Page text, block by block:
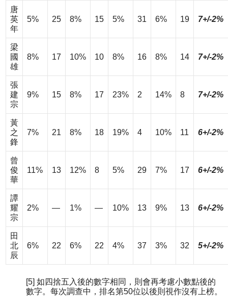
唐
英
年
5% 25 8% 15 5% 31 6% 19 7+/-2%
梁
國
雄
8% 17 10% 10 8% 16 8% 14 7+/-2%
張
建
宗
9% 15 8% 17 23% 2 14% 8 7+/-2%
黃
之
鋒
7% 21 8% 18 19% 4 10% 11 6+/-2%
曾
俊
華
11% 13 12% 8 5% 29 7% 17 6+/-2%
譚
耀
宗
2% — 1% — 10% 13 9% 13 6+/-2%
田
北
辰
6% 22 6% 22 4% 37 3% 32 5+/-2%
[5] 如四捨五入後的數字相同，則會再考慮小數點後的
數字。每次調查中，排名第50位以後則視作沒有上榜。